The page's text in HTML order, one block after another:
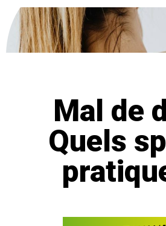
Mal de
Quels